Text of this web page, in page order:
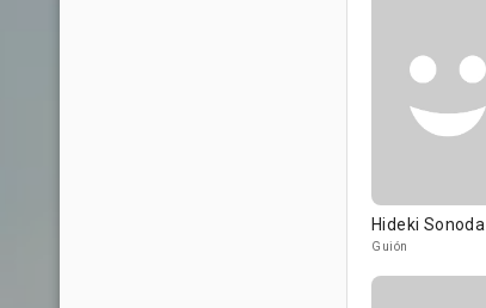
Hideki Sonoda
Guión